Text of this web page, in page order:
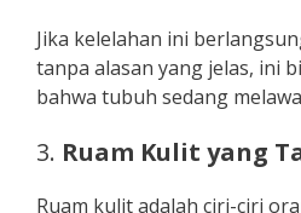
Jika kelelahan ini
tanpa alasan yang jelas, ini
bahwa tubuh sedang
3. Ruam Kulit yang
Ruam kulit adalah ciri-ciri